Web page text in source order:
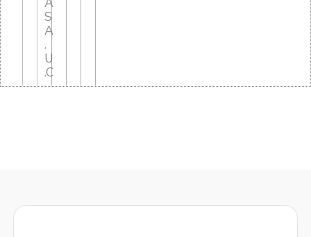
S
A
.
U
.C